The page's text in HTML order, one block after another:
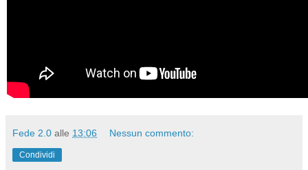
Fede 2.0 alle 13:06 Nessun commento:
Condividi